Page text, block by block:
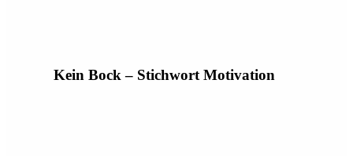
Kein Bock – Stichwort Motivation